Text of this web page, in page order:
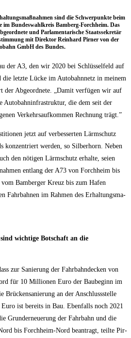
sind die Schwer­punk­te beim
im Bun­des­wahl­kreis Bam­berg-Forch­heim. Das
und Par­la­men­ta­ri­sche Staats­se­kre­tär
mit Direk­tor Rein­hard Pir­ner von der
GmbH des Bundes.
der A3, den wir 2020 bei Schlüs­sel­feld auf
die letz­te Lücke im Auto­bahn­netz in mei­nem
der Abge­ord­ne­te. „Damit ver­fü­gen wir auf
Auto­bahn­in­fra­struk­tur, die dem seit der
Ver­kehrs­auf­kom­men Rech­nung trägt.”
jetzt auf ver­bes­ser­ten Lärm­schutz
kon­zen­triert wer­den, so Sil­ber­horn. Neben
den nöti­gen Lärm­schutz erhal­te, sei­en
ent­lang der A73 von Forch­heim bis
Bam­ber­ger Kreuz bis zum Hafen
Fahr­bah­nen im Rah­men des Erhal­tungs­ma­
wich­ti­ge Bot­schaft an die
zur Sanie­rung der Fahr­bahn­de­cken von
für 10 Mil­lio­nen Euro der Bau­be­ginn im
an der Anschluss­stel­le
ist bereits in Bau. Eben­falls noch 2021
Grund­er­neue­rung der Fahr­bahn und die
bis Forch­heim-Nord bean­tragt, teil­te Pir­